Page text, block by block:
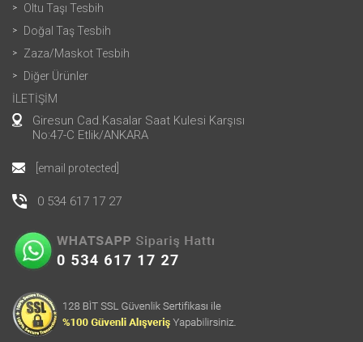
Oltu Taşı Tesbih
Doğal Taş Tesbih
Zaza/Maskot Tesbih
Diğer Ürünler
İLETİŞİM
Giresun Cad.Kasalar Saat Kulesi Karşısı
No:47-C Etlik/ANKARA
[email protected]
0 534 617 17 27